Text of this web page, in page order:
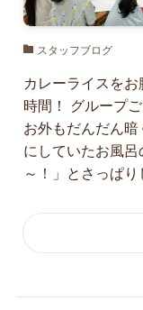
スタッフブログ
カレーライスを
時間！ グループ
お外もだんだん
にしていたお風
～！」とさっぱ